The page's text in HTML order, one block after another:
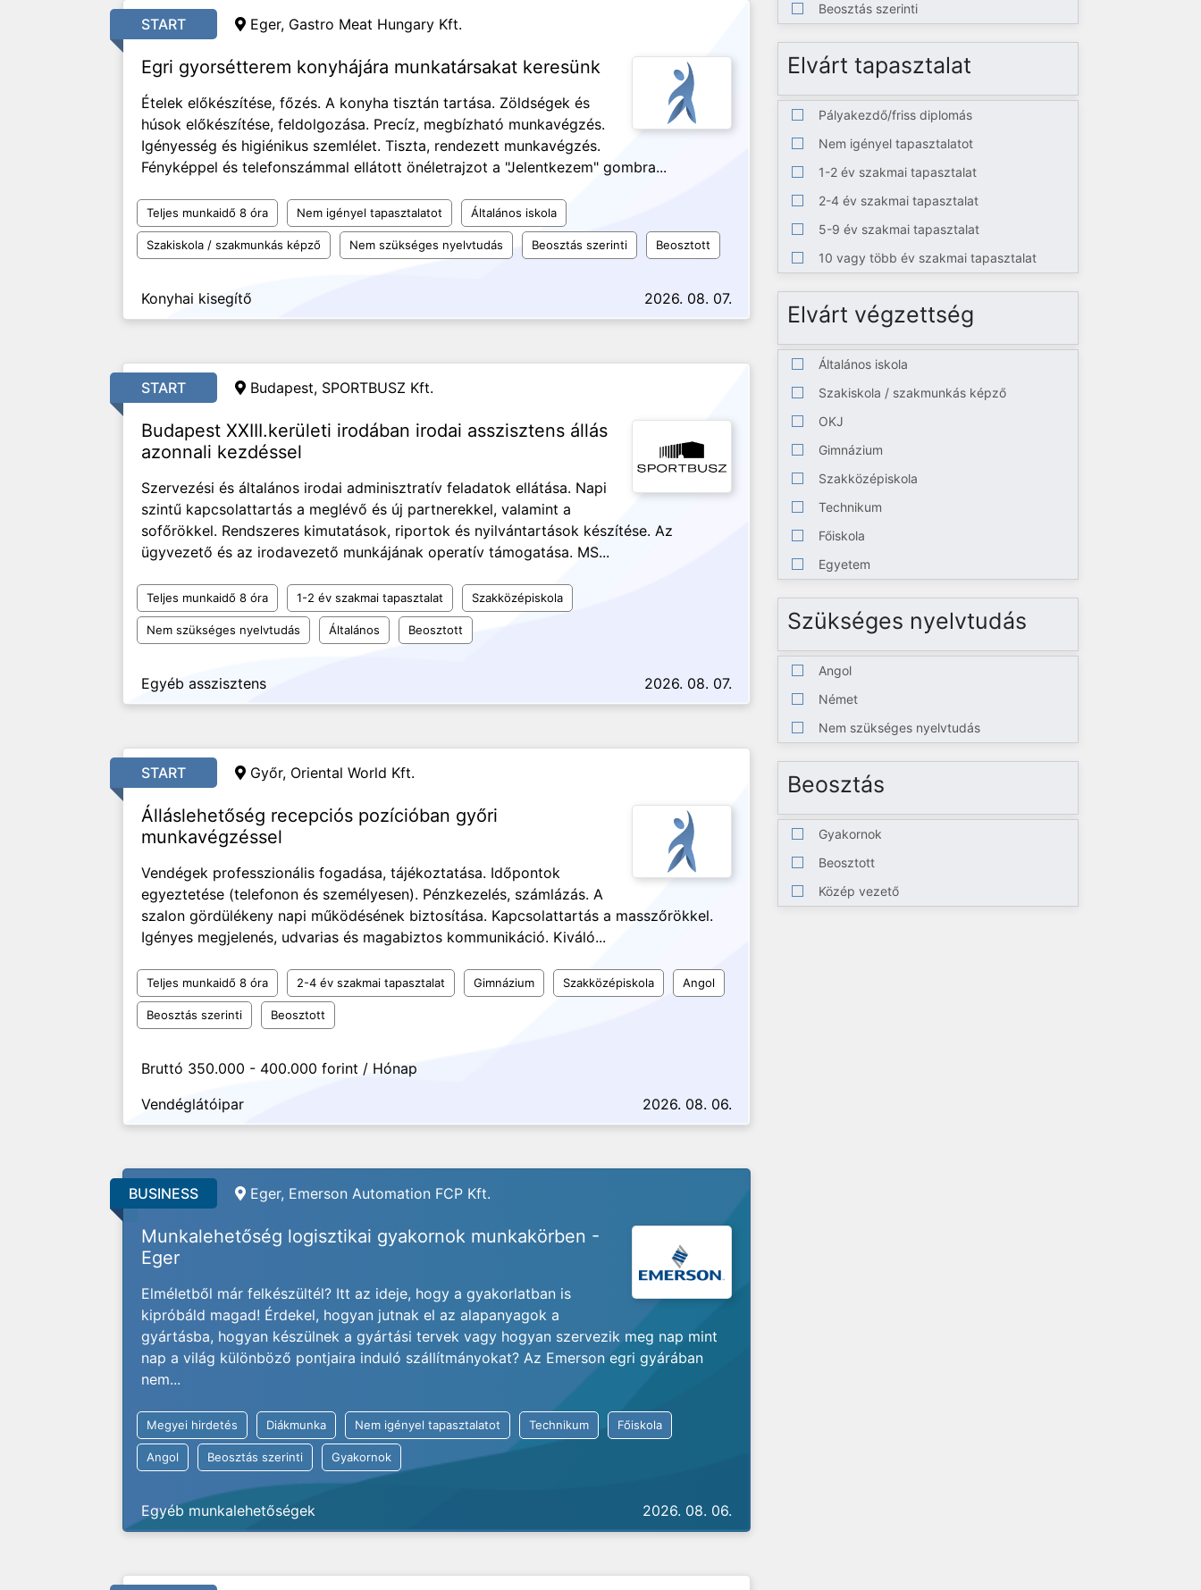
START Eger, Gastro Meat Hungary Kft.
Egri gyorsétterem konyhájára munkatársakat keresünk
Ételek előkészítése, főzés. A konyha tisztán tartása. Zöldségek és
húsok előkészítése, feldolgozása. Precíz, megbízható munkavégzés.
Igényesség és higiénikus szemlélet. Tiszta, rendezett munkavégzés.
Fényképpel és telefonszámmal ellátott önéletrajzot a "Jelentkezem" gombra...
Teljes munkaidő 8 óra Nem igényel tapasztalatot Általános iskola
Szakiskola / szakmunkás képző Nem szükséges nyelvtudás Beosztás szerinti Beosztott
Konyhai kisegítő 2026. 08. 07.
START Budapest, SPORTBUSZ Kft.
Budapest XXIII.kerületi irodában irodai asszisztens állás
azonnali kezdéssel
Szervezési és általános irodai adminisztratív feladatok ellátása. Napi
szintű kapcsolattartás a meglévő és új partnerekkel, valamint a
sofőrökkel. Rendszeres kimutatások, riportok és nyilvántartások készítése. Az
ügyvezető és az irodavezető munkájának operatív támogatása. MS...
Teljes munkaidő 8 óra 1-2 év szakmai tapasztalat Szakközépiskola
Nem szükséges nyelvtudás Általános Beosztott
Egyéb asszisztens 2026. 08. 07.
START Győr, Oriental World Kft.
Álláslehetőség recepciós pozícióban győri
munkavégzéssel
Vendégek professzionális fogadása, tájékoztatása. Időpontok
egyeztetése (telefonon és személyesen). Pénzkezelés, számlázás. A
szalon gördülékeny napi működésének biztosítása. Kapcsolattartás a masszőrökkel.
Igényes megjelenés, udvarias és magabiztos kommunikáció. Kiváló...
Teljes munkaidő 8 óra 2-4 év szakmai tapasztalat Gimnázium Szakközépiskola Angol
Beosztás szerinti Beosztott
Bruttó 350.000 - 400.000 forint / Hónap
Vendéglátóipar
2026. 08. 06.
BUSINESS Eger, Emerson Automation FCP Kft.
Munkalehetőség logisztikai gyakornok munkakörben -
Eger
Elméletből már felkészültél? Itt az ideje, hogy a gyakorlatban is
kipróbáld magad! Érdekel, hogyan jutnak el az alapanyagok a
gyártásba, hogyan készülnek a gyártási tervek vagy hogyan szervezik meg nap mint
nap a világ különböző pontjaira induló szállítmányokat? Az Emerson egri gyárában
nem...
Megyei hirdetés Diákmunka Nem igényel tapasztalatot Technikum Főiskola
Angol Beosztás szerinti Gyakornok
Egyéb munkalehetőségek 2026. 08. 06.
Beosztás szerinti
Elvárt tapasztalat
Pályakezdő/friss diplomás
Nem igényel tapasztalatot
1-2 év szakmai tapasztalat
2-4 év szakmai tapasztalat
5-9 év szakmai tapasztalat
10 vagy több év szakmai tapasztalat
Elvárt végzettség
Általános iskola
Szakiskola / szakmunkás képző
OKJ
Gimnázium
Szakközépiskola
Technikum
Főiskola
Egyetem
Szükséges nyelvtudás
Angol
Német
Nem szükséges nyelvtudás
Beosztás
Gyakornok
Beosztott
Közép vezető